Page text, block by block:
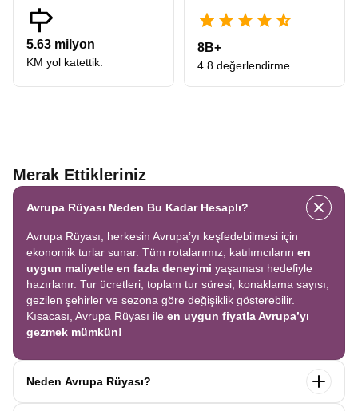
5.63 milyon
KM yol katettik.
8B+
4.8 değerlendirme
Merak Ettikleriniz
Avrupa Rüyası Neden Bu Kadar Hesaplı?
Avrupa Rüyası, herkesin Avrupa’yı keşfedebilmesi için
ekonomik turlar sunar. Tüm rotalarımız, katılımcıların en
uygun maliyetle en fazla deneyimi yaşaması hedefiyle
hazırlanır. Tur ücretleri; toplam tur süresi, konaklama sayısı,
gezilen şehirler ve sezona göre değişiklik gösterebilir.
Kısacası, Avrupa Rüyası ile en uygun fiyatla Avrupa’yı
gezmek mümkün!
Neden Avrupa Rüyası?